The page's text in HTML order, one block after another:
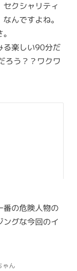
クシャリティ
んですよね。
る楽しい90分だ
ろう？？ワクワ
番の危険人物の
グな今回のイ
ゃん